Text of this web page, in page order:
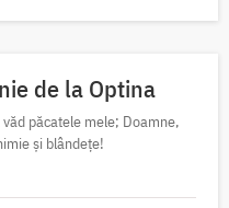
de la Optina
păcatele mele; Doamne,
şi blândeţe!